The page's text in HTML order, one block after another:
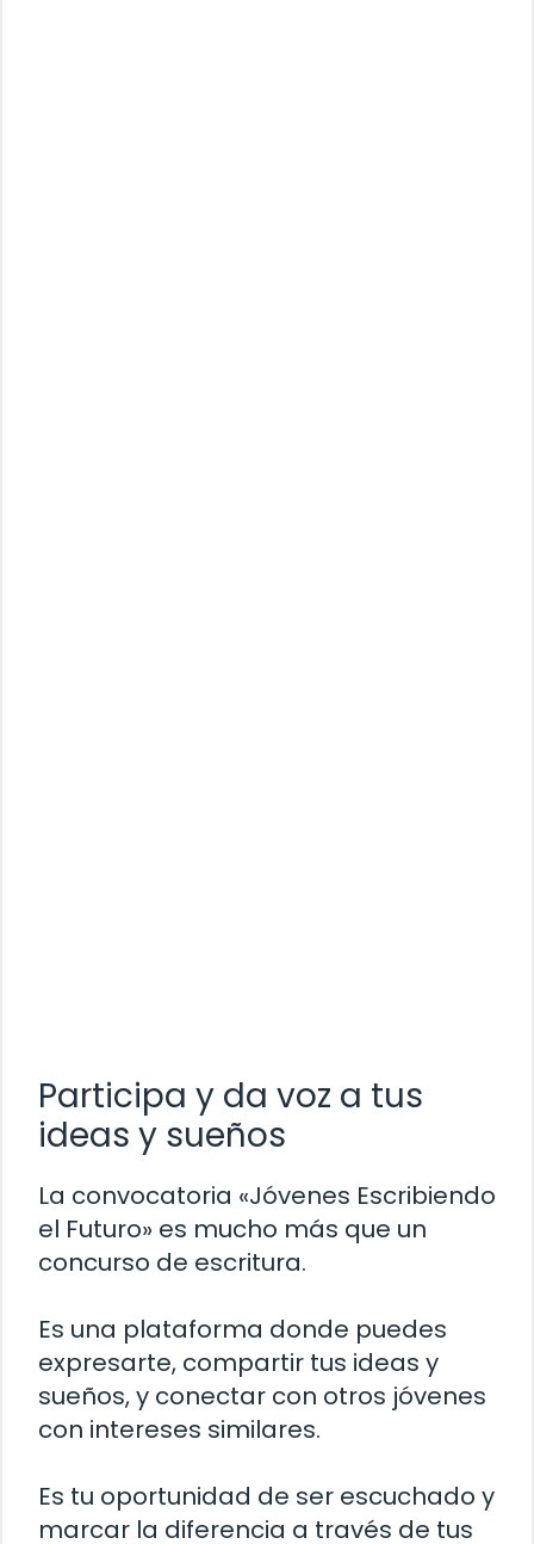
Participa y da voz a tus
ideas y sueños
La convocatoria «Jóvenes Escribiendo
el Futuro» es mucho más que un
concurso de escritura.
Es una plataforma donde puedes
expresarte, compartir tus ideas y
sueños, y conectar con otros jóvenes
con intereses similares.
Es tu oportunidad de ser escuchado y
marcar la diferencia a través de tus